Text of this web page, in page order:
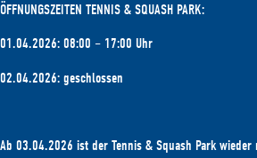
ÖFFNUNGSZEITEN TENNIS & SQUASH PARK:
01.04.2026: 08:00 – 17:00 Uhr
02.04.2026: geschlossen
Ab 03.04.2026 ist der Tennis & Squash Park